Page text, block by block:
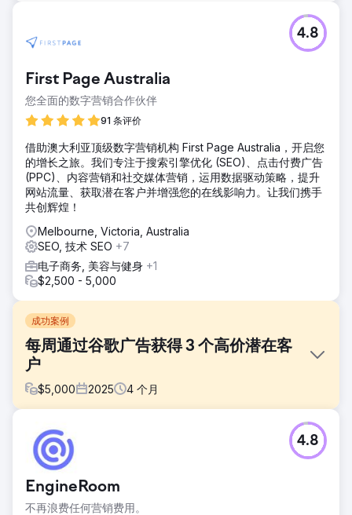
First Page Australia
您全面的数字营销合作伙伴
91 条评价
4.8
借助澳大利亚顶级数字营销机构 First Page Australia，开启您
的增长之旅。我们专注于搜索引擎优化 (SEO)、点击付费广告
(PPC)、内容营销和社交媒体营销，运用数据驱动策略，提升
网站流量、获取潜在客户并增强您的在线影响力。让我们携手
共创辉煌！
Melbourne, Victoria, Australia
SEO, 技术 SEO +7
电子商务, 美容与健身 +1
$2,500 - 5,000
成功案例
每周通过谷歌广告获得 3 个高价潜在客
户
$5,000 2025 4 个月
挑战
“数字营销在这个行业根本行不通。”这位客户在每次活动中都
听到这样的说法，而且在与我们合作之前，他们一直都是这样
认为的。我们对这个细分行业的深入了解，不仅让我们能够制
定更有效的文案和关键词策略，还让我们尝试了一种另辟蹊径
的预算方案，最终使我们成为市场领导者。
EngineRoom
不再浪费任何营销费用。
4.8